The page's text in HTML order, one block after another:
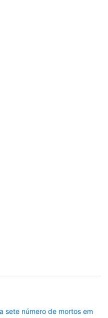
sete número de mortos em